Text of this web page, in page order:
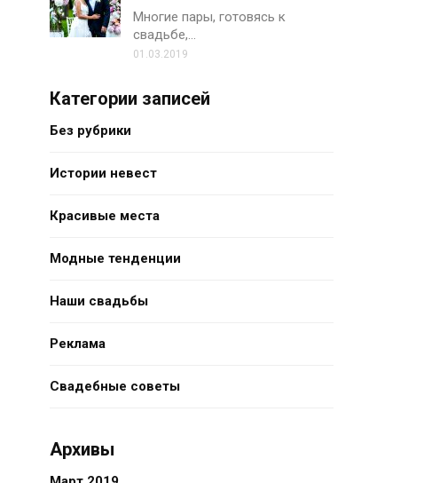
Многие пары, готовясь к
свадьбе,…
01.03.2019
Категории записей
Без рубрики
Истории невест
Красивые места
Модные тенденции
Наши свадьбы
Реклама
Свадебные советы
Архивы